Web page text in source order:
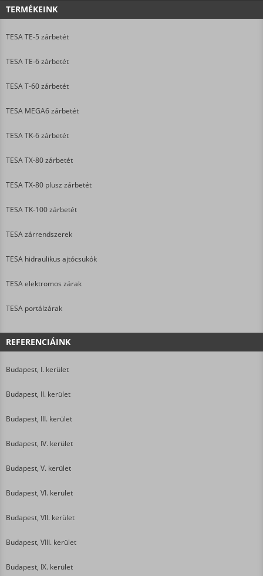
TERMÉKEINK
TESA TE-5 zárbetét
TESA TE-6 zárbetét
TESA T-60 zárbetét
TESA MEGA6 zárbetét
TESA TK-6 zárbetét
TESA TX-80 zárbetét
TESA TX-80 plusz zárbetét
TESA TK-100 zárbetét
TESA zárrendszerek
TESA hidraulikus ajtócsukók
TESA elektromos zárak
TESA portálzárak
REFERENCIÁINK
Budapest, I. kerület
Budapest, II. kerület
Budapest, III. kerület
Budapest, IV. kerület
Budapest, V. kerület
Budapest, VI. kerület
Budapest, VII. kerület
Budapest, VIII. kerület
Budapest, IX. kerület